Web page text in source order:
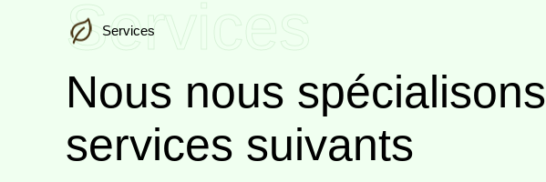
Services
Services
Nous nous spécialisons
services suivants